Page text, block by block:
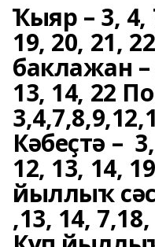
Ҡыяр – 3, 4,
19, 20, 21,
баклажан –
13, 14, 22
Кәбеҫтә –
12, 13, 14,
йыллыҡ
,13, 14,